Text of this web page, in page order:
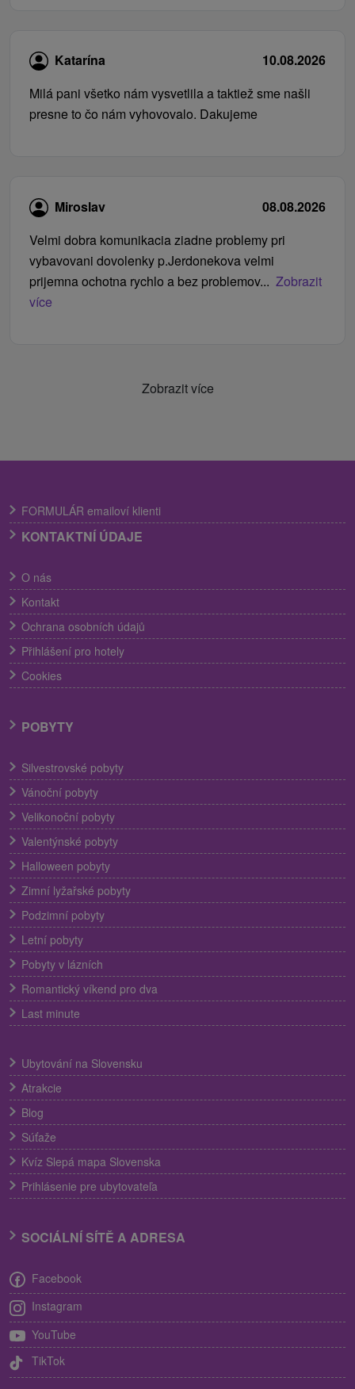
Katarína
10.08.2026
Milá pani všetko nám vysvetlila a taktiež sme našli
presne to čo nám vyhovovalo. Dakujeme
Miroslav
08.08.2026
Velmi dobra komunikacia ziadne problemy pri
vybavovani dovolenky p.Jerdonekova velmi
prijemna ochotna rychlo a bez problemov... Zobrazit
více
Zobrazit více
FORMULÁR emailoví klienti
KONTAKTNÍ ÚDAJE
O nás
Kontakt
Ochrana osobních údajů
Přihlášení pro hotely
Cookies
POBYTY
Silvestrovské pobyty
Vánoční pobyty
Velikonoční pobyty
Valentýnské pobyty
Halloween pobyty
Zimní lyžařské pobyty
Podzimní pobyty
Letní pobyty
Pobyty v lázních
Romantický víkend pro dva
Last minute
Ubytování na Slovensku
Atrakcie
Blog
Súťaže
Kvíz Slepá mapa Slovenska
Prihlásenie pre ubytovateľa
SOCIÁLNÍ SÍTĚ A ADRESA
Facebook
Instagram
YouTube
TikTok